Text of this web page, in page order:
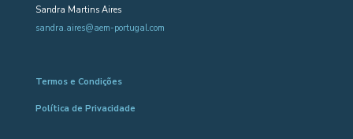
Sandra Martins Aires
sandra.aires@aem-portugal.com
Termos e Condições
Política de Privacidade